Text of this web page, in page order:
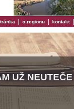
| o regionu | kontakt|
UŽ NEUTEČE